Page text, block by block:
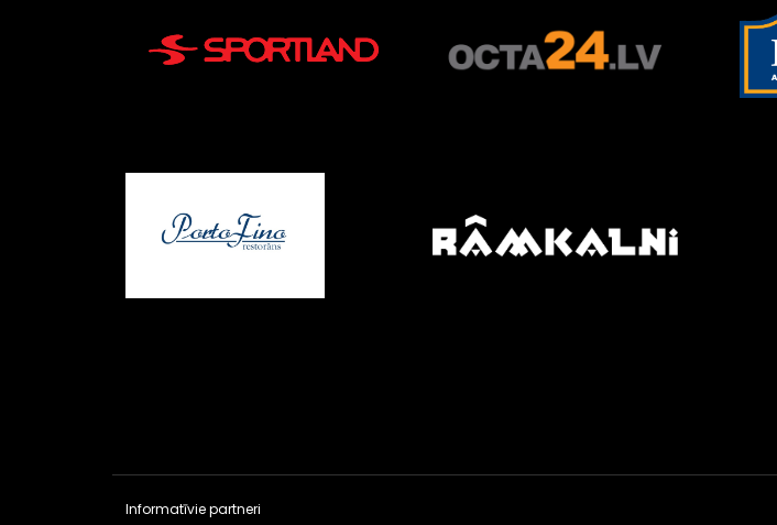
Informatīvie partneri